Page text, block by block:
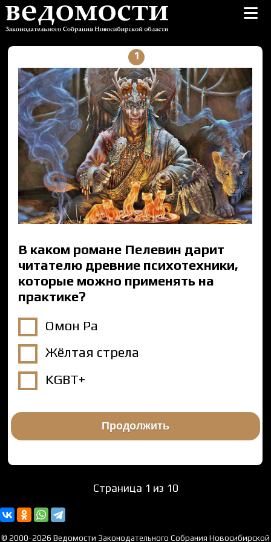
≡
1
В каком романе Пелевин дарит
читателю древние психотехники,
которые можно применять на
практике?
Омон Ра
Жёлтая стрела
KGBT+
Страница 1 из 10
© 2000-2026 Ведомости Законодательного Собрания Новосибирской